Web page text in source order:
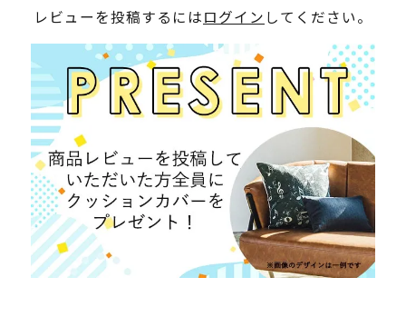
レビューを投稿するにはログイン してください。